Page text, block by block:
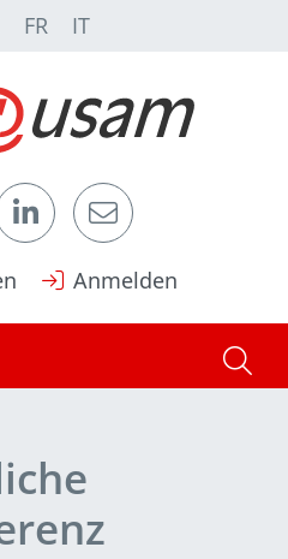
FR IT
Anmelden